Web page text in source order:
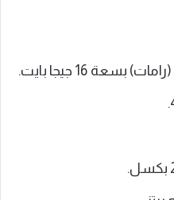
16 جيجا بايت.